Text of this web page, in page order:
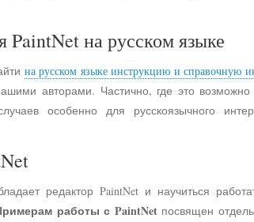
на русском языке
на русском языке инструкцию и справочную
авторами. Частично, где это
особенно для русскоязычного
редактор PaintNet и научиться
работы с PaintNetпосвящен